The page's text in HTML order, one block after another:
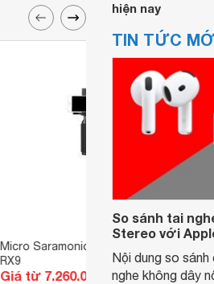
Micro Saramonic UwMic9 SP
RX9
Giá từ 7.260.000 đ
hiện nay
TIN TỨC
So sánh tai
Stereo với
Nội dung so
nghe không dây